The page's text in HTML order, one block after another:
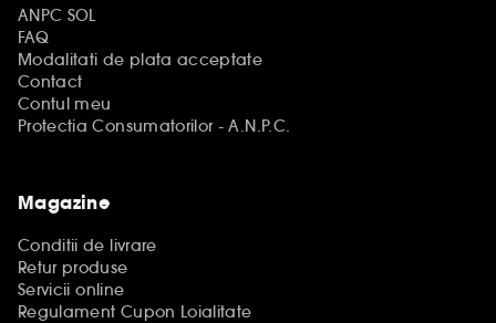
ANPC SOL
FAQ
Modalitati de plata acceptate
Contact
Contul meu
Protectia Consumatorilor - A.N.P.C.
Magazine
Conditii de livrare
Retur produse
Servicii online
Regulament Cupon Loialitate